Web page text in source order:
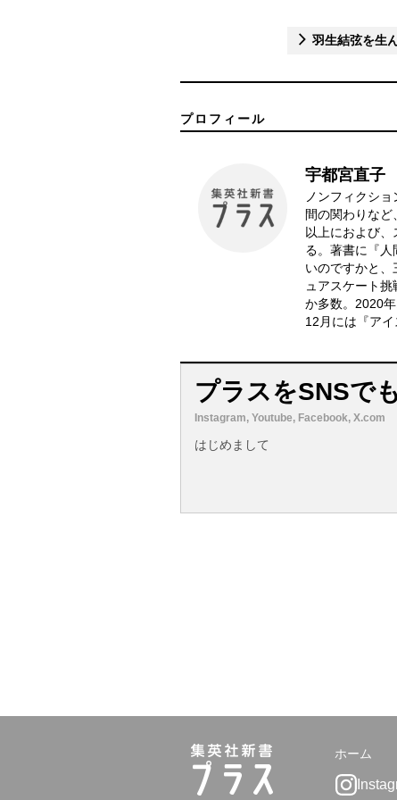
羽生結弦を生
プロフィール
宇都宮直子
ノンフィクシ
間の関わりな
以上におよび
る。著書に『
いのですかと
ュアスケート
か多数。2020
12月には『ア
プラスをSNSでも
Instagram, Youtube, Facebook, X.com
はじめまして
ホーム